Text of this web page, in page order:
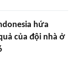
hứa
của đội nhà ở